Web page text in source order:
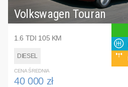
Volkswagen Touran
1.6 TDI 105 KM
DIESEL
CENA ŚREDNIA
40 000 zł